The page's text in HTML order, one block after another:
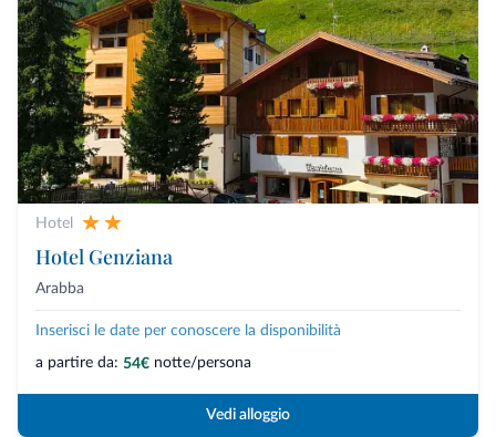
Hotel
Hotel Genziana
Arabba
Inserisci le date per conoscere la disponibilità
a partire da: 54€ notte/persona
Vedi alloggio